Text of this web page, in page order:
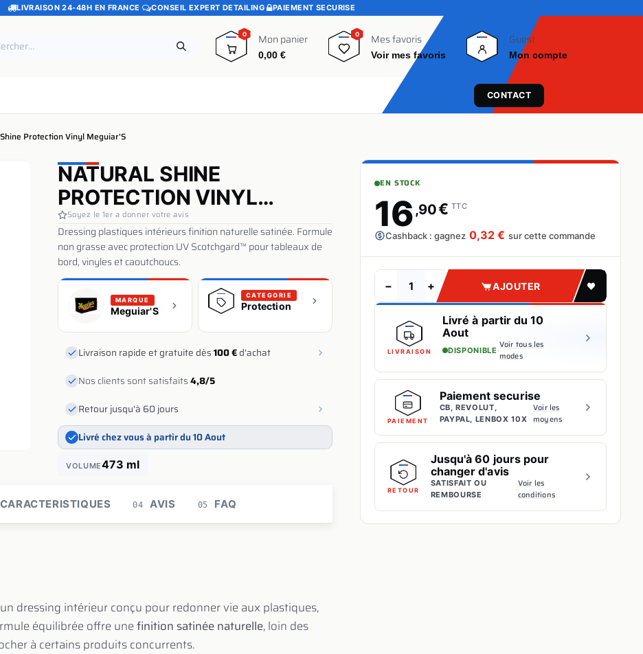
LIVRAISON 24-48H EN FRANCE · CONSEIL EXPERT DETAILING· PAIEMENT SECURISE
0 Mon panier
0,00€
0
0 Mes favoris
Voir mes favoris
Guest
Mon compte
CONTACT
Protection Vinyl Meguiar'S
NATURAL SHINE
PROTECTION VINYL
MEGUIAR'S
Soyez le 1er a donner votre avis
Dressing plastiques intérieurs finition naturelle satinée. Formule
non grasse avec protection UV Scotchgard™ pour tableaux de
bord, vinyles et caoutchoucs.
MARQUE
Meguiar'S
CATEGORIE
Protection
Livraison rapide et gratuite dès100 €d'achat
Nos clients sont satisfaits4,8/5
Retour jusqu'à 60 jours
Livré chez vous à partir du 10 Aout
VOLUME473 ml
CARACTERISTIQUES 04 AVIS 05 FAQ
dressing intérieur conçu pour redonner vie aux plastiques,
équilibrée offre unefinition satinée naturelle, loin des
à certains produits concurrents.
EN STOCK
16,90€ TTC
Cashback : gagnez 0,32 € sur cette commande
− + AJOUTER
LIVRAISON
Livré à partir du 10
Aout
DISPONIBLE ·Voir tous les
modes
PAIEMENT
Paiement securise
CB, REVOLUT,
PAYPAL, LENBOX 10X ·Voir les
moyens
RETOUR
Jusqu'à 60 jours pour
changer d'avis
SATISFAIT OU
REMBOURSE
·Voir les
conditions